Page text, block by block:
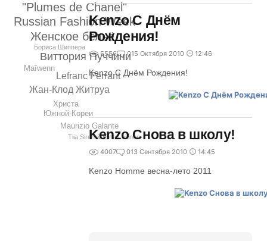
Russian Fashion Week
Женское бельё
"Plumes de Chanel"
Виттория Пуччини
Lefranc Ferrant
Жан-Клод Житруа
Христа
Южной-Кореи
Maîwenn
Maurizio Galante
Бориса Шиппера
Tiia Siren & Elina Laitinen
Kenzo С Днём
Рождения!
5556 015 Октября 2010 12:46
Kenzo С Днём Рождения!
Kenzo Снова в школу!
4007 013 Сентября 2010 14:45
Kenzo Homme весна-лето 2011